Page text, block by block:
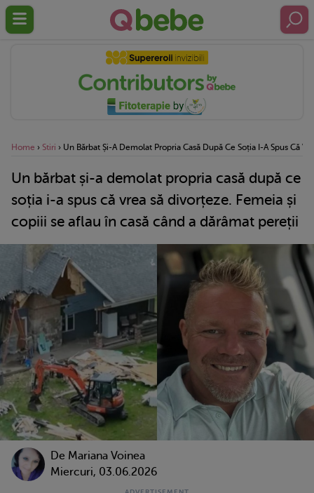
Home › Stiri › Un Bărbat Și-A Demolat Propria Casă După Ce Soția I-A Spus Că
Un bărbat și-a demolat propria casă după ce
soția i-a spus că vrea să divorțeze. Femeia și
copiii se aflau în casă când a dărâmat pereții
De Mariana Voinea
Miercuri, 03.06.2026